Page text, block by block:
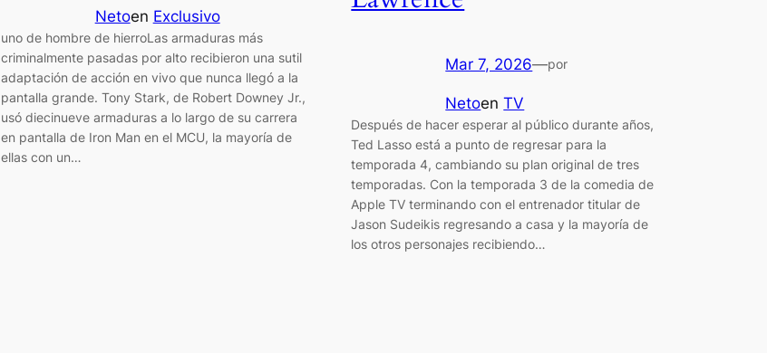
Netoen Exclusivo
uno de hombre de hierroLas armaduras más
criminalmente pasadas por alto recibieron una sutil
adaptación de acción en vivo que nunca llegó a la
pantalla grande. Tony Stark, de Robert Downey Jr.,
usó diecinueve armaduras a lo largo de su carrera
en pantalla de Iron Man en el MCU, la mayoría de
ellas con un…
Mar 7, 2026—por
NetoenTV
Después de hacer esperar al público durante años,
Ted Lasso está a punto de regresar para la
temporada 4, cambiando su plan original de tres
temporadas. Con la temporada 3 de la comedia de
Apple TV terminando con el entrenador titular de
Jason Sudeikis regresando a casa y la mayoría de
los otros personajes recibiendo…